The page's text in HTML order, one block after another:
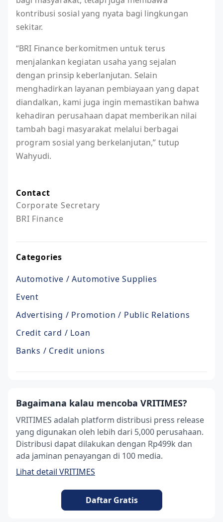
kontribusi sosial yang nyata bagi lingkungan
sekitar.
“BRI Finance berkomitmen untuk terus
menjalankan kegiatan usaha yang sejalan
dengan prinsip keberlanjutan. Selain
menghadirkan layanan pembiayaan yang dapat
diandalkan, kami juga ingin memastikan bahwa
kehadiran perusahaan dapat memberikan nilai
tambah bagi masyarakat melalui berbagai
program sosial yang berkelanjutan,” tutup
Wahyudi.
Contact
Corporate Secretary
BRI Finance
Categories
Automotive / Automotive Supplies
Event
Advertising / Promotion / Public Relations
Credit card / Loan
Banks / Credit unions
Bagaimana kalau mencoba VRITIMES?
VRITIMES adalah platform distribusi press release
yang digunakan oleh lebih dari 5,000 perusahaan.
Distribusi dapat dilakukan dengan Rp499k dan
ada jaminan penayangan di 100 media.
Lihat detail VRITIMES
Daftar Gratis